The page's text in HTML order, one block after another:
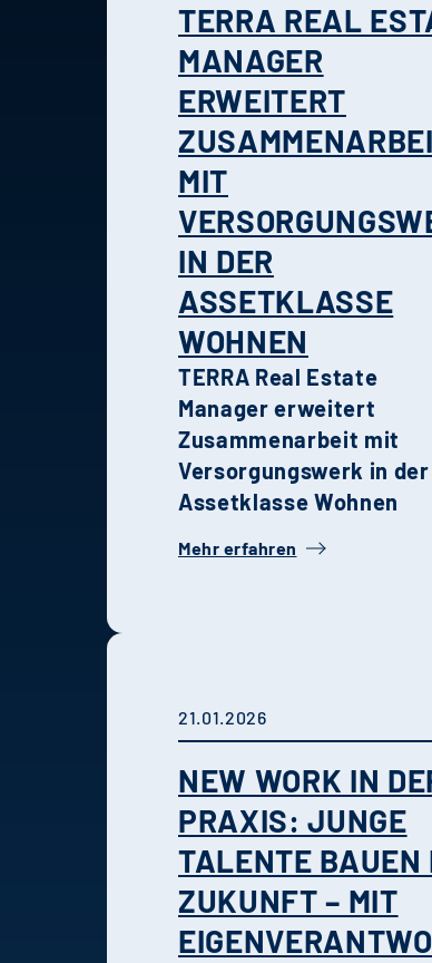
TERRA REAL
MANAGER
ERWEITERT
MIT
IN DER
ASSETKLASSE
WOHNEN
TERRA Real Estate
Manager erweitert
Zusammenarbeit mit
Versorgungswerk in der
Assetklasse Wohnen
Mehr erfahren
21.01.2026
NEW WORK IN
PRAXIS: JUNGE
TALENTE BAUEN
ZUKUNFT – MIT